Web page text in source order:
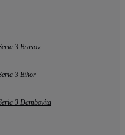
3 Brasov
3 Bihor
3 Dambovita